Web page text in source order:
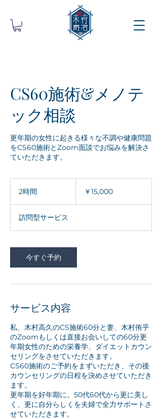
CS60施術&メノテ
ック相談
更年期の女性に起きる様々な不調や健康問題
をCS60施術とZoom面談でお悩みを解決さ
ていただきます。
2時間 ￥15,000
訪問型サービス
今すぐ予約
サービス内容
私、木村高久のCS施術60分と妻、木村侑乎
のZoomもしくは直接お会いしての60分更
年期女性のための栄養学、ダイエットカウン
セリングをさせていただきます。
CS60施術のご予約をまずいただき、その後
カウンセリングの日程を決めさせていただき
ます。
更年期を好年期に。50代60代から更に美し
く、更に自分らしくを夫婦で全力サポートさ
せていただきます。